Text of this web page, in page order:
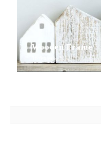
16 febrero, 2017
Wooden Frame